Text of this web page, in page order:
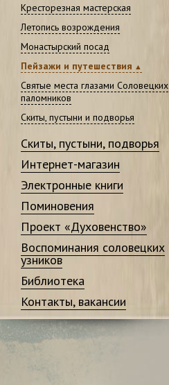
Кресторезная мастерская
Летопись возрождения
Монастырский посад
Пейзажи и путешествия
Святые места глазами Соловецких
паломников
Скиты, пустыни и подворья
Скиты, пустыни, подворья
Интернет-магазин
Электронные книги
Поминовения
Проект «Духовенство»
Воспоминания соловецких
узников
Библиотека
Контакты, вакансии